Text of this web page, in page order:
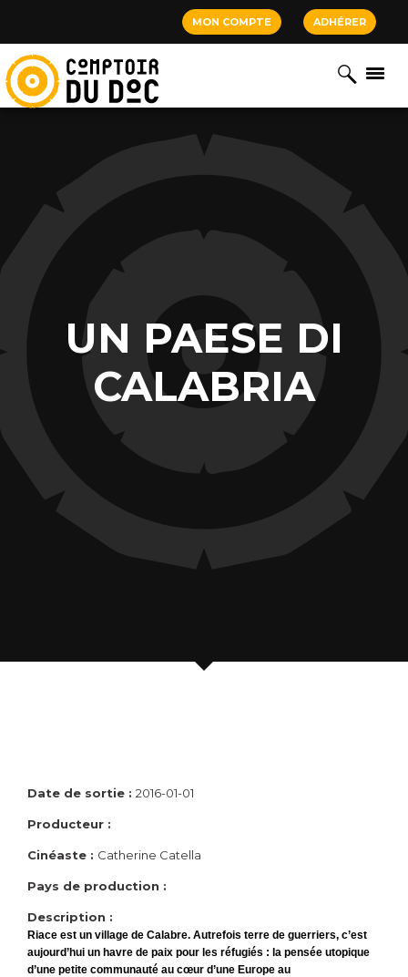
MON COMPTE ADHÉRER
UN PAESE DI
CALABRIA
Date de sortie : 2016-01-01
Producteur :
Cinéaste : Catherine Catella
Pays de production :
Description :
Riace est un village de Calabre. Autrefois terre de guerriers, c’est
aujourd’hui un havre de paix pour les réfugiés : la pensée utopique
d’une petite communauté au cœur d’une Europe au
Cookies management panel